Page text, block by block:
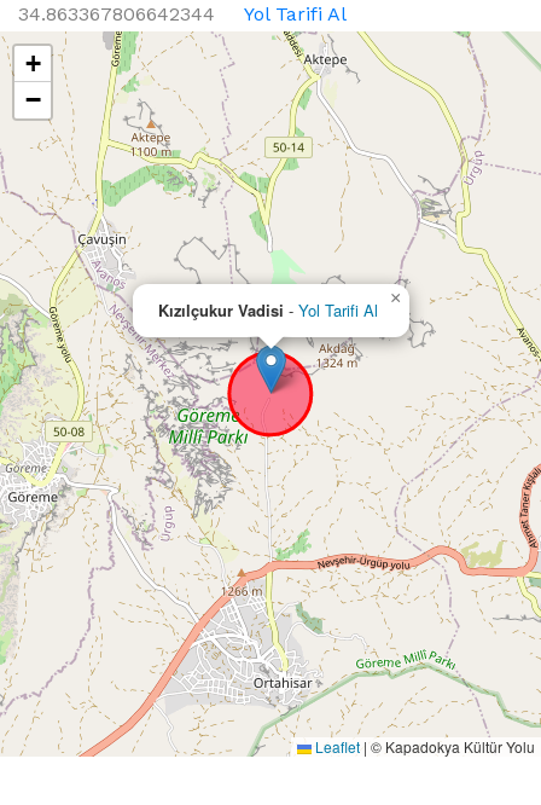
34.863367806642344 Yol Tarifi Al
Kızılçukur Vadisi - Yol Tarifi Al
×
+
−
Leaflet | © Kapadokya Kültür Yolu